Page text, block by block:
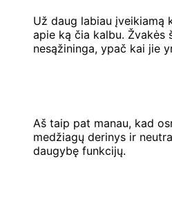
Už daug labiau įveikiamą
apie ką čia kalbu.
nesąžininga, ypač kai jie
Aš taip pat manau, kad
medžiagų derinys ir
daugybę funkcijų.